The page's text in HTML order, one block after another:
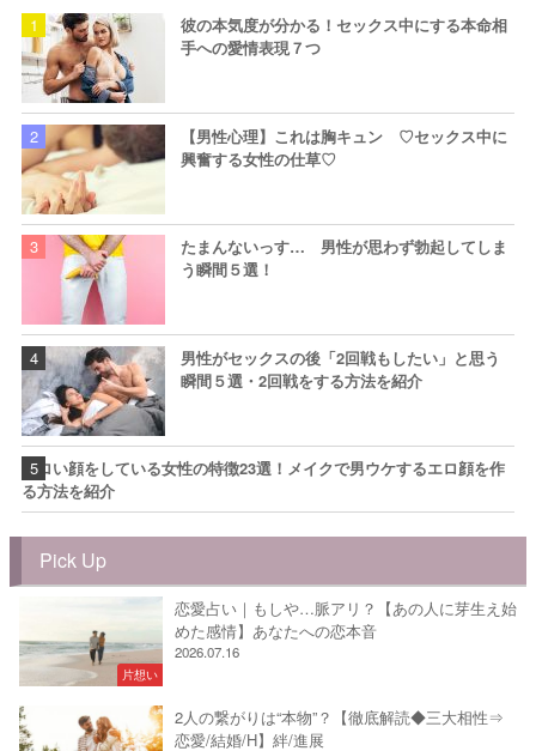
彼の本気度が分かる！セックス中にする本命相
手への愛情表現７つ
【男性心理】これは胸キュン ♡セックス中に
興奮する女性の仕草♡
たまんないっす… 男性が思わず勃起してしま
う瞬間５選！
男性がセックスの後「2回戦もしたい」と思う
瞬間５選・2回戦をする方法を紹介
エロい顔をしている女性の特徴23選！メイクで男ウケするエロ顔を作
る方法を紹介
Pick Up
片想い
恋愛占い｜もしや…脈アリ？【あの人に芽生え始
めた感情】あなたへの恋本音
2026.07.16
2人の繋がりは“本物”？【徹底解読◆三大相性⇒
恋愛/結婚/H】絆/進展